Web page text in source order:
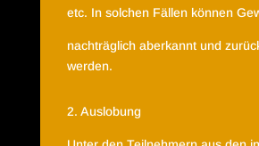
etc. In solchen Fällen können
nachträglich aberkannt und
werden.
2. Auslobung